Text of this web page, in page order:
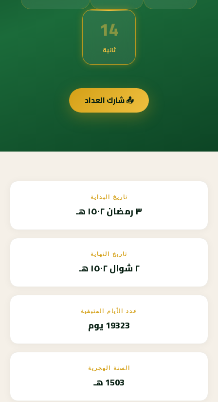
13
ثانية
📤 شارك العداد
تاريخ البداية
٣ رمضان ١٥٠٢ هـ
تاريخ النهاية
٢ شوال ١٥٠٢ هـ
عدد الأيام المتبقية
19323 يوم
السنة الهجرية
1503 هـ